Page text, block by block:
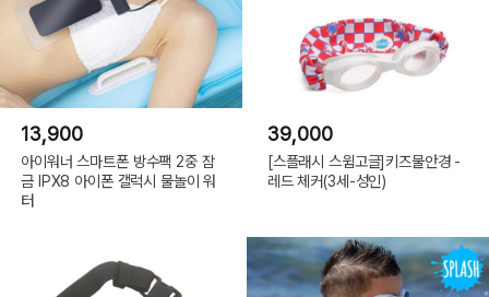
13,900
아이워너 스마트폰 방수팩 2중 잠
금 IPX8 아이폰 갤럭시 물놀이 워
터
39,000
[스플래시 스윔고글]키즈물안경 -
레드 체커(3세-성인)